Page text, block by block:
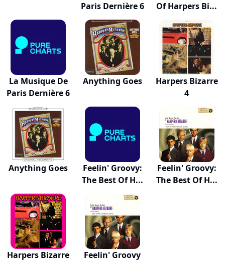
Paris Dernière 6
Of Harpers Bi...
La Musique De
Paris Dernière 6
Anything Goes
Harpers Bizarre
4
Anything Goes
Feelin' Groovy:
The Best Of H...
Feelin' Groovy:
The Best Of H...
Harpers Bizarre Feelin' Groovy